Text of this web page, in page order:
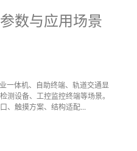
数与应用场景
一体机、自助终端、轨道交通显
测设备、工控监控终端等场景。
、触摸方案、结构适配...